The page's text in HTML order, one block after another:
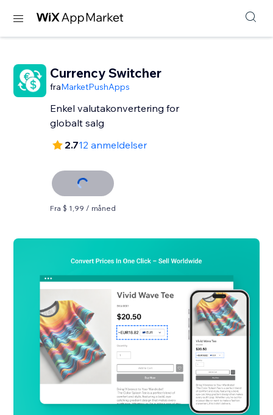
Currency Switcher
fraMarketPushApps
Enkel valutakonvertering for
globalt salg
2.712 anmeldelser
Fra $ 1,99 / måned